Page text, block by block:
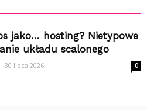
jako… hosting? Nietypowe
układu scalonego
30 lipca 2026 0